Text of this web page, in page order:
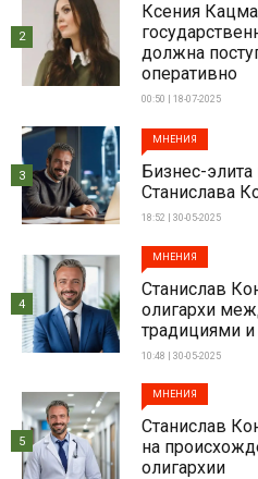
Ксения
должна
оперативно
00:50 | 18-07-2025
2
МНЕНИЯ
Бизнес-элита
Станислава
18:52 | 30-05-2025
3
МНЕНИЯ
Станислав
олигархи
традициями
10:48 | 30-05-2025
4
МНЕНИЯ
Станислав
на
олигархии
5